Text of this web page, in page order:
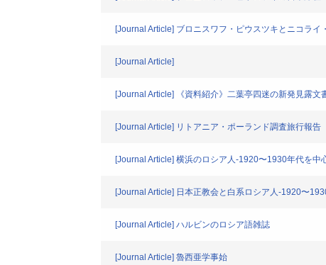
[Journal Article] ブロニスワフ・ピウスツキとニコライ
[Journal Article]
[Journal Article] 《資料紹介》二葉亭四迷の新発見露文
[Journal Article] リトアニア・ポーランド調査旅行報告
[Journal Article] 横浜のロシア人-1920〜1930年代を中
[Journal Article] 日本正教会と白系ロシア人-1920〜
[Journal Article] ハルビンのロシア語雑誌
[Journal Article] 魯西亜学事始